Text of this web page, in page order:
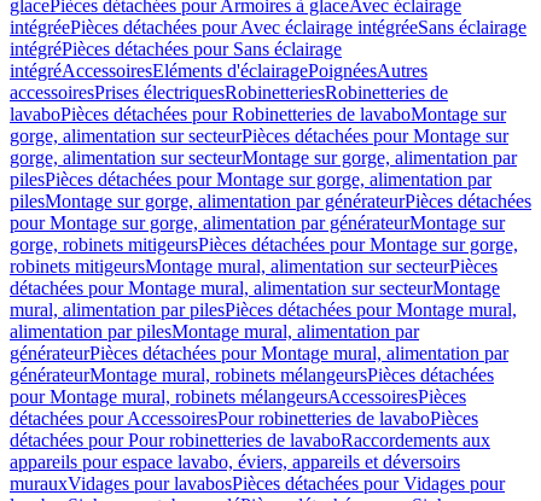
glacePièces détachées pour Armoires à glaceAvec éclairage
intégréePièces détachées pour Avec éclairage intégréeSans éclairage
intégréPièces détachées pour Sans éclairage
intégréAccessoiresEléments d'éclairagePoignéesAutres
accessoiresPrises électriquesRobinetteriesRobinetteries de
lavaboPièces détachées pour Robinetteries de lavaboMontage sur
gorge, alimentation sur secteurPièces détachées pour Montage sur
gorge, alimentation sur secteurMontage sur gorge, alimentation par
pilesPièces détachées pour Montage sur gorge, alimentation par
pilesMontage sur gorge, alimentation par générateurPièces détachées
pour Montage sur gorge, alimentation par générateurMontage sur
gorge, robinets mitigeursPièces détachées pour Montage sur gorge,
robinets mitigeursMontage mural, alimentation sur secteurPièces
détachées pour Montage mural, alimentation sur secteurMontage
mural, alimentation par pilesPièces détachées pour Montage mural,
alimentation par pilesMontage mural, alimentation par
générateurPièces détachées pour Montage mural, alimentation par
générateurMontage mural, robinets mélangeursPièces détachées
pour Montage mural, robinets mélangeursAccessoiresPièces
détachées pour AccessoiresPour robinetteries de lavaboPièces
détachées pour Pour robinetteries de lavaboRaccordements aux
appareils pour espace lavabo, éviers, appareils et déversoirs
murauxVidages pour lavabosPièces détachées pour Vidages pour